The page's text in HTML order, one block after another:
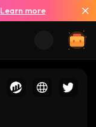
Learn more